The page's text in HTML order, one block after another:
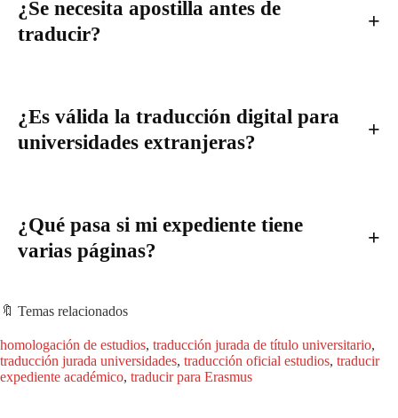
¿Se necesita apostilla antes de
traducir?
¿Es válida la traducción digital para
universidades extranjeras?
¿Qué pasa si mi expediente tiene
varias páginas?
🔖 Temas relacionados
homologación de estudios, traducción jurada de título universitario
traducción jurada universidades, traducción oficial estudios, traducir
expediente académico, traducir para Erasmus